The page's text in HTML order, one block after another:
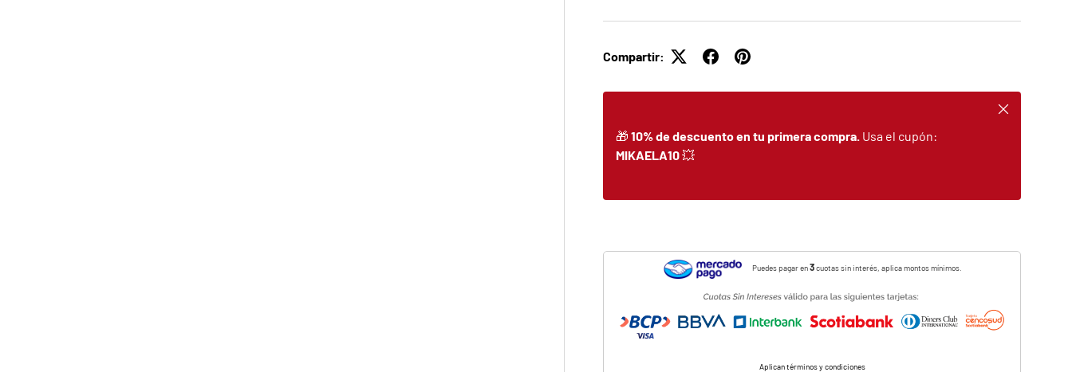
Compartir:
🎁10% de descuento en tu primera compra. Usa el cupón:
MIKAELA10💥
Cerrar
Puedes pagar en3cuotas sin interés, aplica montos mínimos.
Aplican términos y condiciones